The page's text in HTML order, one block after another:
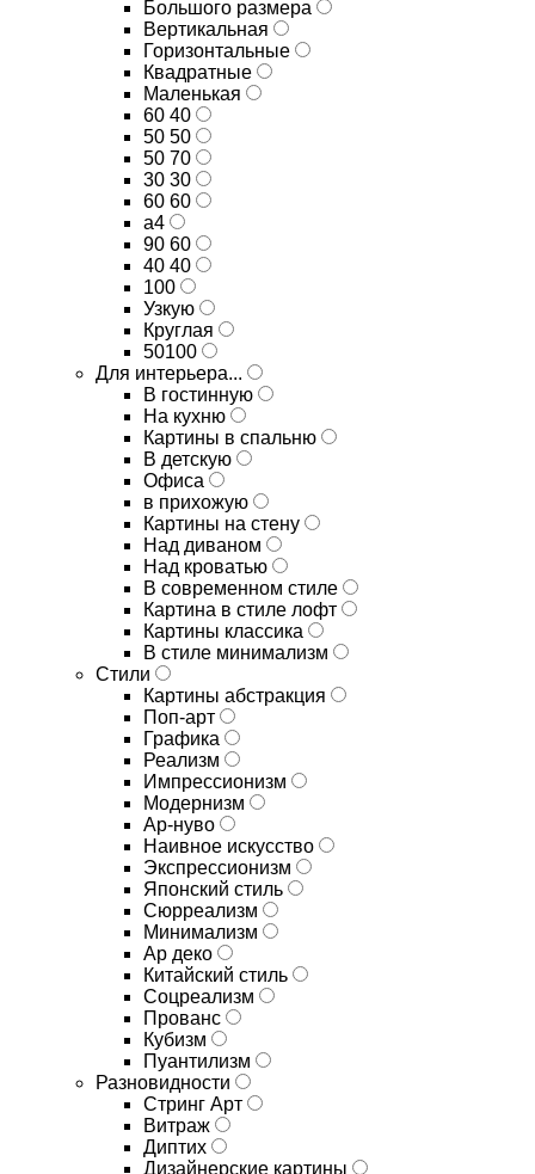
Большого размера
Вертикальная
Горизонтальные
Квадратные
Маленькая
60 40
50 50
50 70
30 30
60 60
а4
90 60
40 40
100
Узкую
Круглая
50100
Для интерьера...
В гостинную
На кухню
Картины в спальню
В детскую
Офиса
в прихожую
Картины на стену
Над диваном
Над кроватью
В современном стиле
Картина в стиле лофт
Картины классика
В стиле минимализм
Стили
Картины абстракция
Поп-арт
Графика
Реализм
Импрессионизм
Модернизм
Ар-нуво
Наивное искусство
Экспрессионизм
Японский стиль
Сюрреализм
Минимализм
Ар деко
Китайский стиль
Соцреализм
Прованс
Кубизм
Пуантилизм
Разновидности
Стринг Арт
Витраж
Диптих
Дизайнерские картины